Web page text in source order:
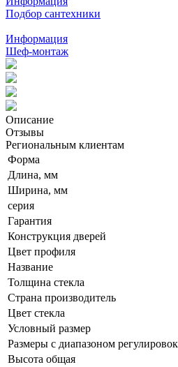
Подбор сантехники
Информация
Шеф-монтаж
Описание
Отзывы
Региональным клиентам
Форма
Длина, мм
Ширина, мм
серия
Гарантия
Конструкция дверей
Цвет профиля
Название
Толщина стекла
Страна производитель
Цвет стекла
Условный размер
Размеры с диапазоном регулировок
Высота общая